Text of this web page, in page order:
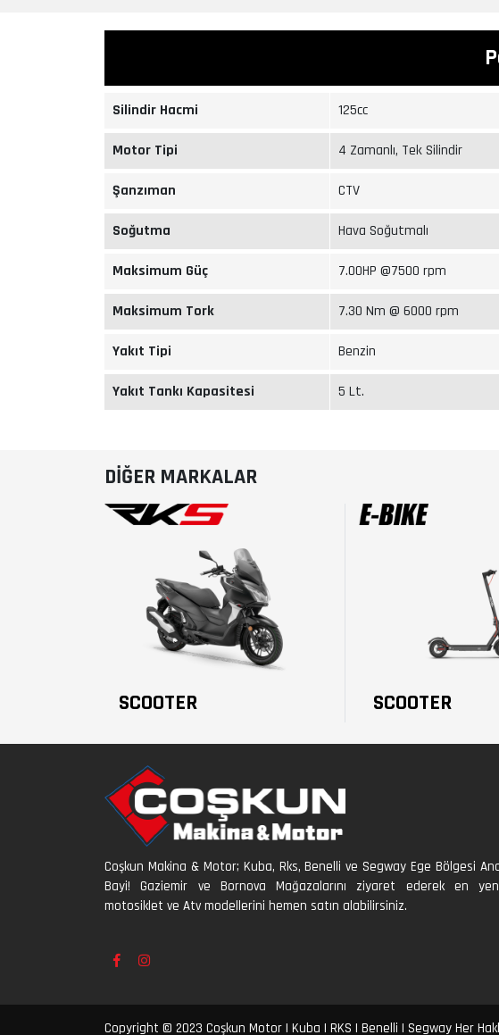
Silindir Hacmi 125cc
Motor Tipi 4 Zamanlı, Tek Silindir
Şanzıman CTV
Soğutma Hava Soğutmalı
Maksimum Güç 7.00HP @7500 rpm
Maksimum Tork 7.30 Nm @ 6000 rpm
Yakıt Tipi Benzin
Yakıt Tankı Kapasitesi 5 Lt.
DİĞER MARKALAR
SCOOTER SCOOTER
Coşkun Makina & Motor; Kuba, Rks, Benelli ve Segway Ege Bölgesi
Bayi! Gaziemir ve Bornova Mağazalarını ziyaret ederek en
motosiklet ve Atv modellerini hemen satın alabilirsiniz.
Copyright © 2023 Coşkun Motor | Kuba | RKS | Benelli | Segway Her